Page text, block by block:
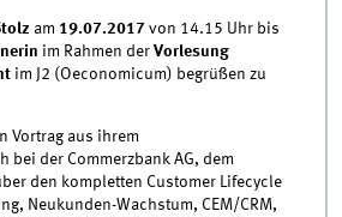
am 19.07.2017 von 14.15 Uhr bis
im Rahmen derVorlesung
im J2 (Oeconomicum) begrüßen zu
Vortrag aus ihrem
bei der Commerzbank AG, dem
den kompletten Customer Lifecycle
Neukunden-Wachstum, CEM/CRM,